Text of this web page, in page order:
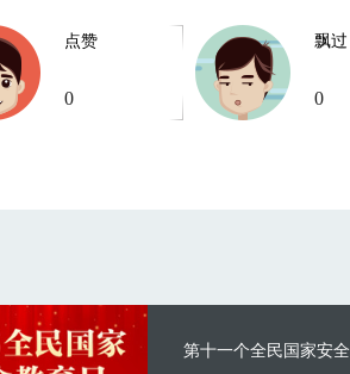
点赞
0
飘过
0
第十一个全民国家安全